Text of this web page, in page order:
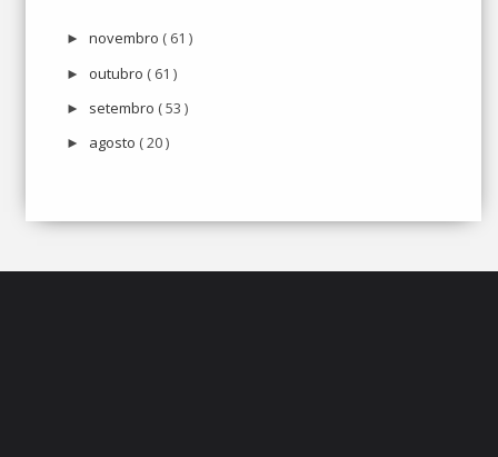
► novembro ( 61 )
► outubro ( 61 )
► setembro ( 53 )
► agosto ( 20 )